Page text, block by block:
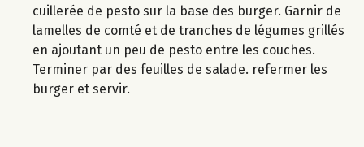
cuillerée de pesto sur la base des burger. Garnir de
lamelles de comté et de tranches de légumes grillés
en ajoutant un peu de pesto entre les couches.
Terminer par des feuilles de salade. refermer les
burger et servir.